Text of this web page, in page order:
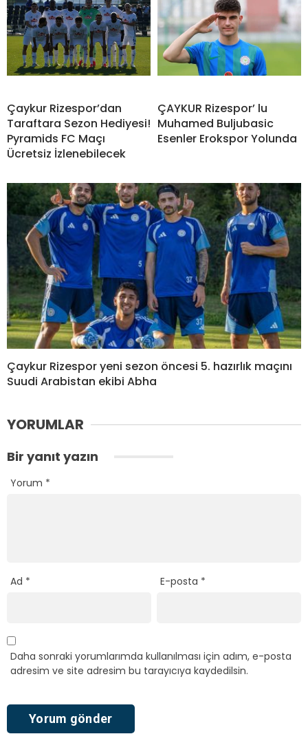
Çaykur Rizespor’dan
Taraftara Sezon Hediyesi!
Pyramids FC Maçı
Ücretsiz İzlenebilecek
ÇAYKUR Rizespor’ lu
Muhamed Buljubasic
Esenler Erokspor Yolunda
Çaykur Rizespor yeni sezon öncesi 5. hazırlık maçını
Suudi Arabistan ekibi Abha
YORUMLAR
Bir yanıt yazın
Yorum *
Ad * E-posta *
Daha sonraki yorumlarımda kullanılması için adım, e-posta
adresim ve site adresim bu tarayıcıya kaydedilsin.